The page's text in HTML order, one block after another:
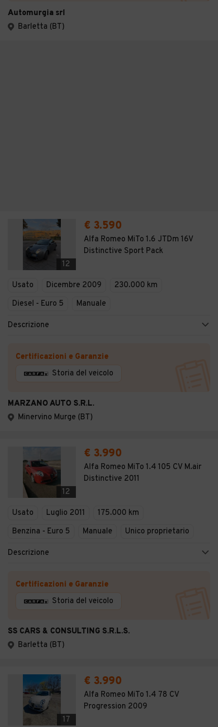
Automurgia srl
Barletta (BT)
12
€ 3.590
Alfa Romeo MiTo 1.6 JTDm 16V
Distinctive Sport Pack
Usato Dicembre 2009
230.000 km
Diesel - Euro 5
Manuale
Descrizione
Certificazioni e Garanzie
Storia del veicolo
MARZANO AUTO S.R.L.
Minervino Murge (BT)
12
€ 3.990
Alfa Romeo MiTo 1.4 105 CV M.air
Distinctive 2011
Usato Luglio 2011
175.000 km
Benzina - Euro 5
Manuale Unico proprietario
Descrizione
Certificazioni e Garanzie
Storia del veicolo
SS CARS & CONSULTING S.R.L.S.
Barletta (BT)
17
€ 3.990
Alfa Romeo MiTo 1.4 78 CV
Progression 2009